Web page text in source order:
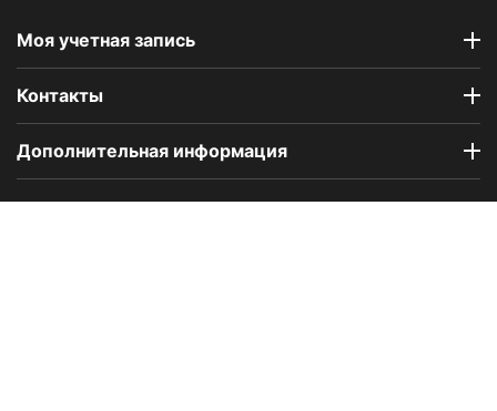
Моя учетная запись
Контакты
Дополнительная информация